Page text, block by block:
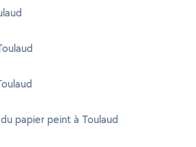
papier peint à Toulaud